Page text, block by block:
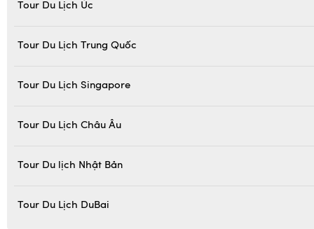
Tour Du Lịch Úc
Tour Du Lịch Trung Quốc
Tour Du Lịch Singapore
Tour Du Lịch Châu Âu
Tour Du lịch Nhật Bản
Tour Du Lịch DuBai